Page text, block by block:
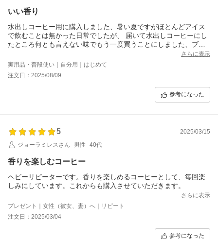
いい香り
水出しコーヒー用に購入しました、暑い夏ですがほとんどアイス
で飲むことは無かった日常でしたが、 届いて水出しコーヒーにし
たところ何とも言えない味でもう一度買うことにしました、ブラ
ックで飲むこともいいですが、ミルクを加えて飲むことに今はハ
マっています
さらに表示
実用品・普段使い｜自分用｜はじめて
注文日：2025/08/09
参考になった
5
2025/03/15
ジョーラミレスさん
男性 40代
香りを楽しむコーヒー
ヘビーリピーターです。香りを楽しめるコーヒーとして、毎回楽
しみにしています。これからも購入させていただきます。
さらに表示
プレゼント｜女性（彼女、妻）へ｜リピート
注文日：2025/03/04
参考になった